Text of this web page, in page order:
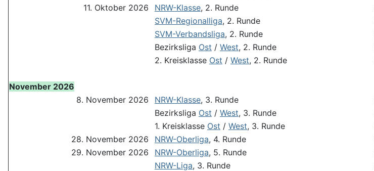
11. Oktober 2026
NRW-Klasse, 2. Runde
SVM-Regionalliga, 2. Runde
SVM-Verbandsliga, 2. Runde
Bezirksliga Ost / West, 2. Runde
2. Kreisklasse Ost / West, 2. Runde
November 2026
8. November 2026
NRW-Klasse, 3. Runde
Bezirksliga Ost / West, 3. Runde
1. Kreisklasse Ost / West, 3. Runde
28. November 2026
NRW-Oberliga, 4. Runde
29. November 2026
NRW-Oberliga, 5. Runde
NRW-Liga, 3. Runde